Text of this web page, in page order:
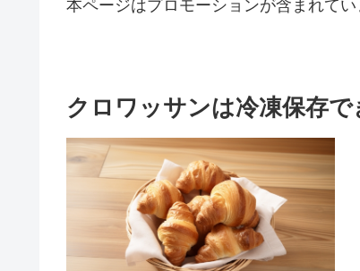
本ページはプロモーションが含まれてい
クロワッサンは冷凍保存